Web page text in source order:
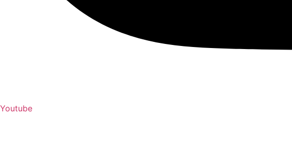
Youtube